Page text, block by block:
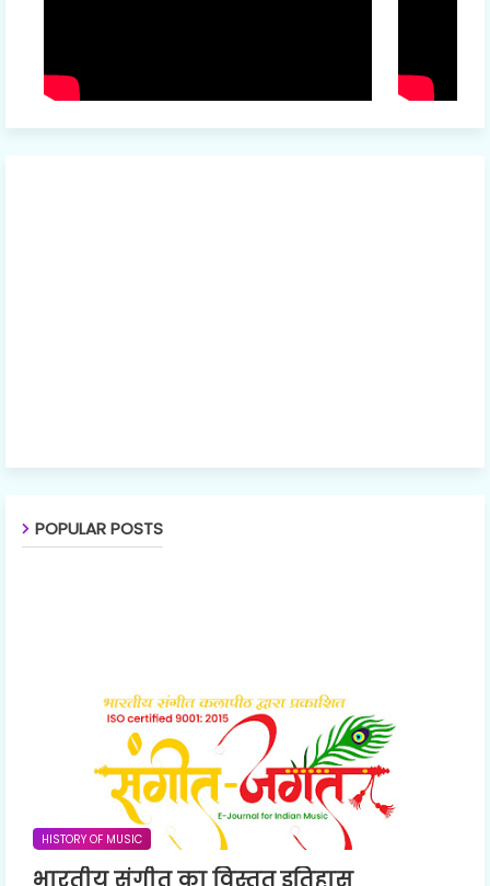
POPULAR POSTS
HISTORY OF MUSIC
भारतीय संगीत का विस्तृत इतिहास